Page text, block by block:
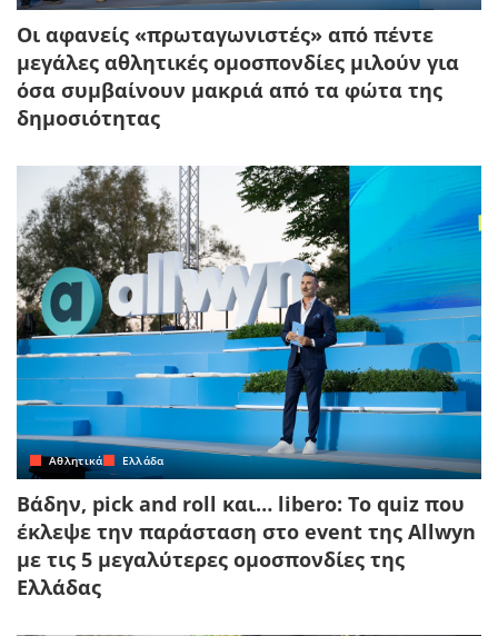
Οι αφανείς «πρωταγωνιστές» από πέντε
μεγάλες αθλητικές ομοσπονδίες μιλούν για
όσα συμβαίνουν μακριά από τα φώτα της
δημοσιότητας
Αθλητικά Ελλάδα
Βάδην, pick and roll και… libero: Το quiz που
έκλεψε την παράσταση στο event της Allwyn
με τις 5 μεγαλύτερες ομοσπονδίες της
Ελλάδας